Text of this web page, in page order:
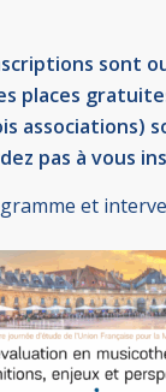
sont
places
associations)
pas à vous
et